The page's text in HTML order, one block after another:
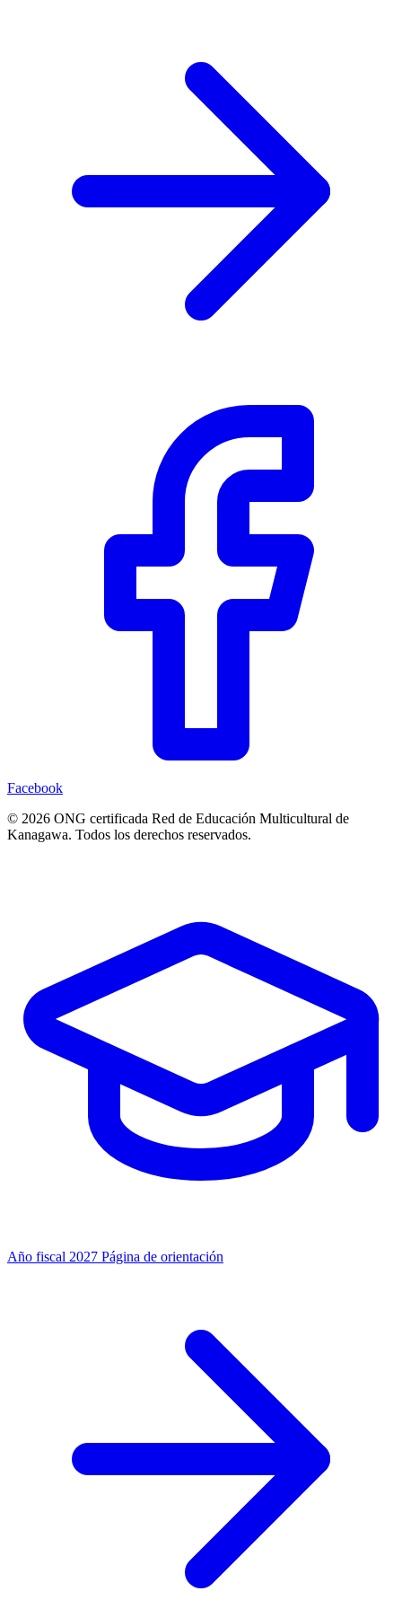
Facebook
© 2026 ONG certificada Red de Educación Multicultural de
Kanagawa. Todos los derechos reservados.
Año fiscal 2027 Página de orientación